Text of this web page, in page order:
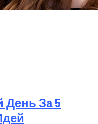
День За 5